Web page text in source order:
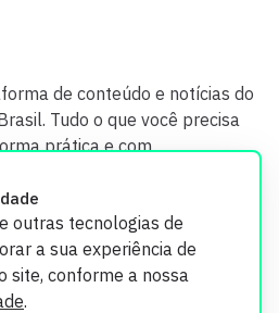
outras tecnologias de
a sua experiência de
site, conforme a nossa
.
de conteúdo e notícias do
Tudo o que você precisa
prática e com